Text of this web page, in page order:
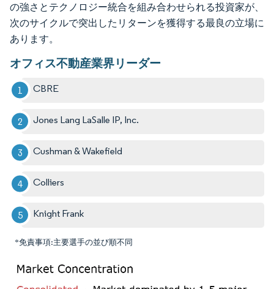
の強さとテクノロジー統合を組み合わせられる投資家が、
次のサイクルで突出したリターンを獲得する最良の立場に
あります。
オフィス不動産業界リーダー
CBRE
Jones Lang LaSalle IP, Inc.
Cushman & Wakefield
Colliers
Knight Frank
*免責事項:主要選手の並び順不同